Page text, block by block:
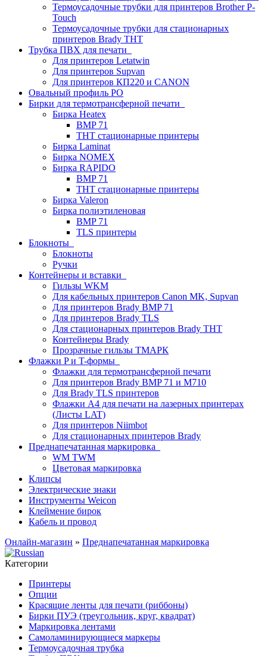
Термоусадочные трубки для принтеров Brother P-
Touch
Термоусадочные трубки для стационарных
принтеров Brady THT
Трубка ПВХ для печати
Для принтеров Letatwin
Для принтеров Supvan
Для принтеров КП220 и CANON
Овальный профиль PO
Бирки для термотрансферной печати
Бирка Heatex
BMP 71
THT стационарные принтеры
Бирка Laminat
Бирка NOMEX
Бирка RAPIDO
BMP 71
THT стационарные принтеры
Бирка Valeron
Бирка полиэтиленовая
BMP 71
TLS принтеры
Блокноты
Блокноты
Ручки
Контейнеры и вставки
Гильзы WKM
Для кабельных принтеров Canon MK, Supvan
Для принтеров Brady BMP 71
Для принтеров Brady TLS
Для стационарных принтеров Brady THT
Контейнеры Brady
Прозрачные гильзы ТМАРК
Флажки P и T-формы
Флажки для термотрансферной печати
Для принтеров Brady BMP 71 и M710
Для Brady TLS принтеров
Флажки A4 для печати на лазерных принтерах
(Листы LAT)
Для принтеров Niimbot
Для стационарных принтеров Brady
Преднапечатанная маркировка
WM TWM
Цветовая маркировка
Клипсы
Электрические знаки
Инструменты Weicon
Клеймение бирок
Кабель и провод
Онлайн-магазин » Преднапечатанная маркировка
Категории
Принтеры
Опции
Красящие ленты для печати (риббоны)
Бирки ПУЭ (треугольник, круг, квадрат)
Маркировка лентами
Самоламинирующиеся маркеры
Термоусадочная трубка